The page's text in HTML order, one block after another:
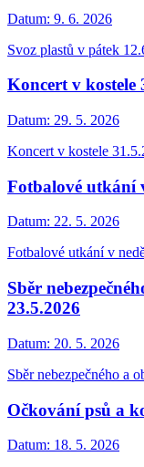
Datum: 9. 6. 2026
Svoz plastů v pátek
Koncert v kostele
Datum: 29. 5. 2026
Koncert v kostele
Fotbalové utkání
Datum: 22. 5. 2026
Fotbalové utkání v
Sběr
23.5.2026
Datum: 20. 5. 2026
Sběr nebezpečného a
Očkování psů a
Datum: 18. 5. 2026